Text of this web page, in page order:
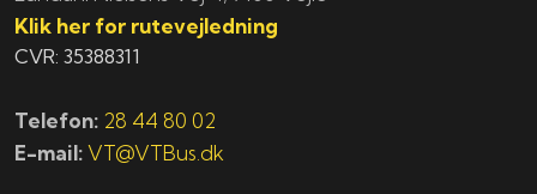
Klik her for rutevejledning
CVR: 35388311
Telefon: 28 44 80 02
E-mail: VT@VTBus.dk